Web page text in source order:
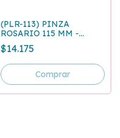
(PLR-113) PINZA
ROSARIO 115 MM -
STONE
$14.175